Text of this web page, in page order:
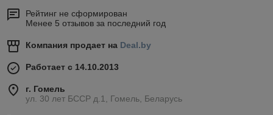
Рейтинг не сформирован
Менее 5 отзывов за последний год
Компания продает на Deal.by
Работает с 14.10.2013
г. Гомель
ул. 30 лет БССР д.1, Гомель, Беларусь